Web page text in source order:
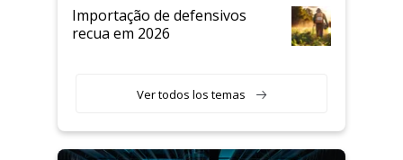
Importação de defensivos
recua em 2026
Ver todos los temas